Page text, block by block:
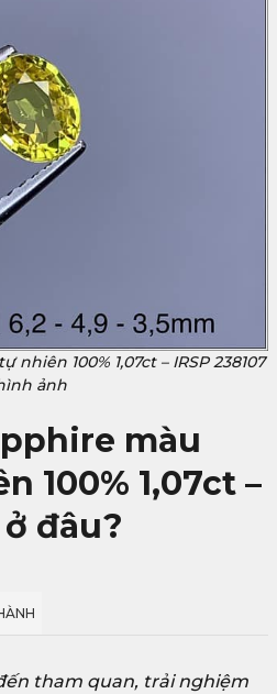
100% 1,07ct – IRSP 238107
ảnh
màu
100% 1,07ct –
ở đâu?
tham quan, trải nghiệm